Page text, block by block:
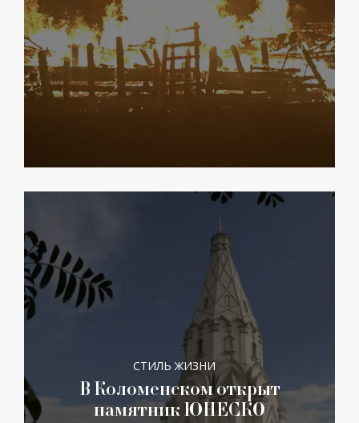
СТИЛЬ ЖИЗНИ
В Коломенском открыт
памятник ЮНЕСКО